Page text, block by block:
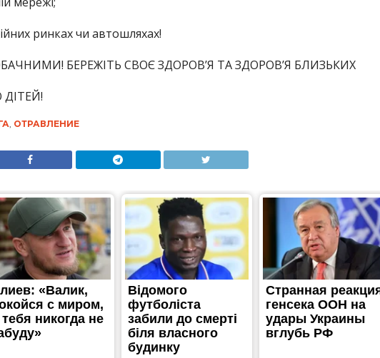
ринках чи автошляхах!
БЕРЕЖІТЬ СВОЄ ЗДОРОВ’Я ТА ЗДОРОВ’Я БЛИЗЬКИХ
ОТРАВЛЕНИЕ